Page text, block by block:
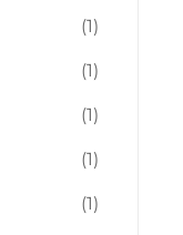
(1)
(1)
(1)
(1)
(1)